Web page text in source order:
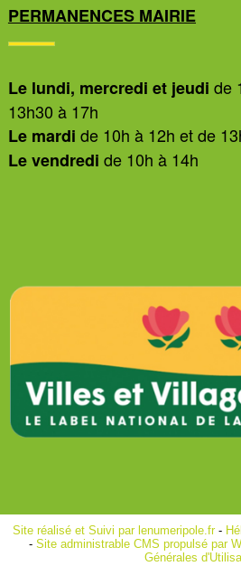
PERMANENCES MAIRIE
Le lundi, mercredi et jeudi de
13h30 à 17h
Le mardi de 10h à 12h et de
Le vendredi de 10h à 14h
Site réalisé et Suivi par lenumeripole.fr-
- Site administrable CMS propulsé par
Générales